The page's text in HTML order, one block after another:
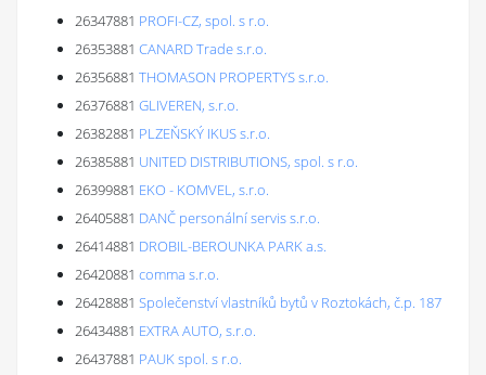
26347881 PROFI-CZ, spol. s r.o.
26353881 CANARD Trade s.r.o.
26356881 THOMASON PROPERTYS s.r.o.
26376881 GLIVEREN, s.r.o.
26382881 PLZEŇSKÝ IKUS s.r.o.
26385881 UNITED DISTRIBUTIONS, spol. s r.o.
26399881 EKO - KOMVEL, s.r.o.
26405881 DANČ personální servis s.r.o.
26414881 DROBIL-BEROUNKA PARK a.s.
26420881 comma s.r.o.
26428881 Společenství vlastníků bytů v Roztokách, č.p. 187
26434881 EXTRA AUTO, s.r.o.
26437881 PAUK spol. s r.o.